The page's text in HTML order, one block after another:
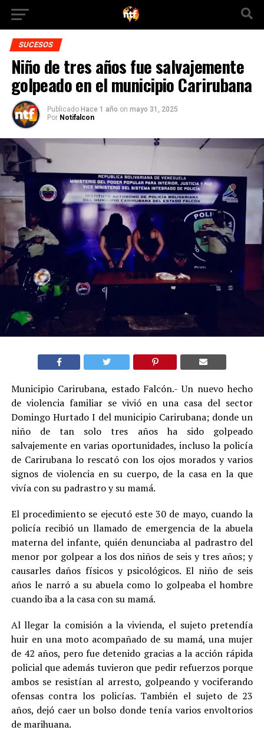
SUCESOS
Niño de tres años fue salvajemente
golpeado en el municipio Carirubana
Publicado Hace 1 año on mayo 31, 2025
Por Notifalcon
Municipio Carirubana, estado Falcón.- Un nuevo hecho
de violencia familiar se vivió en una casa del sector
Domingo Hurtado I del municipio Carirubana; donde un
niño de tan solo tres años ha sido golpeado
salvajemente en varias oportunidades, incluso la policía
de Carirubana lo rescató con los ojos morados y varios
signos de violencia en su cuerpo, de la casa en la que
vivía con su padrastro y su mamá.
El procedimiento se ejecutó este 30 de mayo, cuando la
policía recibió un llamado de emergencia de la abuela
materna del infante, quién denunciaba al padrastro del
menor por golpear a los dos niños de seis y tres años; y
causarles daños físicos y psicológicos. El niño de seis
años le narró a su abuela como lo golpeaba el hombre
cuando iba a la casa con su mamá.
Al llegar la comisión a la vivienda, el sujeto pretendía
huir en una moto acompañado de su mamá, una mujer
de 42 años, pero fue detenido gracias a la acción rápida
policial que además tuvieron que pedir refuerzos porque
ambos se resistían al arresto, golpeando y vociferando
ofensas contra los policías. También el sujeto de 23
años, dejó caer un bolso donde tenía varios envoltorios
de marihuana.